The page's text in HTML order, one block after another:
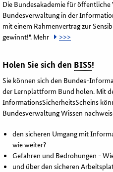
Die Bundesakademie für
Bundesverwaltung in der
mit einem Rahmenvertrag zur
gewinnt!". Mehr
>>>
Holen Sie sich den BISS!
Sie können sich den Bundes-
der Lernplattform Bund holen. Mit
InformationsSicherheitsScheins
Bundesverwaltung Wissen
den sicheren Umgang mit
wie weiter?
Gefahren und Bedrohungen -
und über den sicheren